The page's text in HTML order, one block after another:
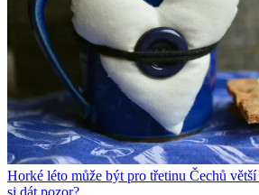
Horké léto může být pro třetinu Čechů
si dát pozor?